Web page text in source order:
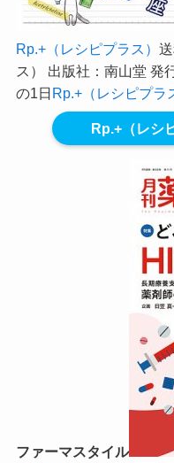
Rp.+（レシピプラス）
ス） 出版社：南山堂 発
の1日Rp.+（レシピプラ
Rp.+（レシ
ファーマスタイル